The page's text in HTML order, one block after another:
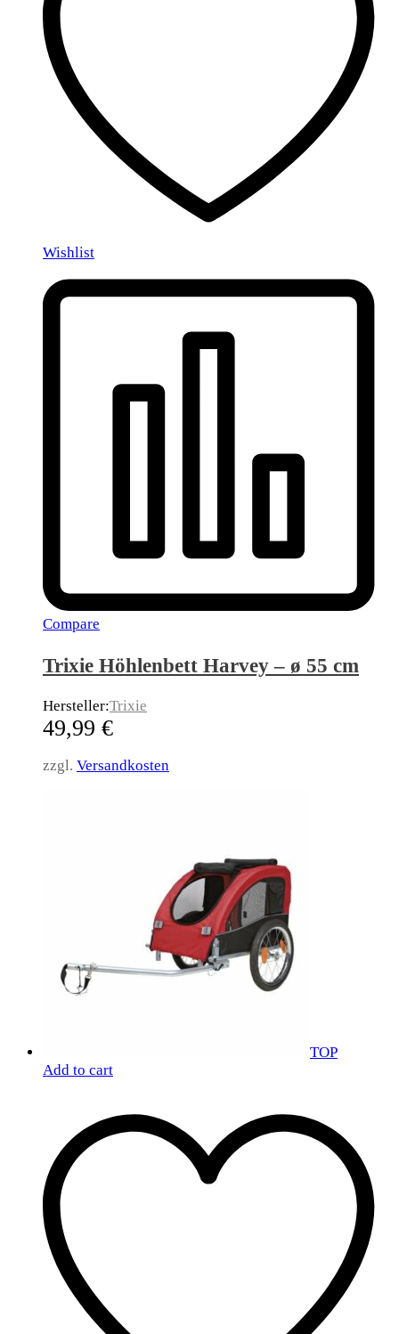
Wishlist
Compare
Trixie Höhlenbett Harvey – ø 55 cm
Hersteller:Trixie
49,99 €
zzgl. Versandkosten
TOP
Add to cart